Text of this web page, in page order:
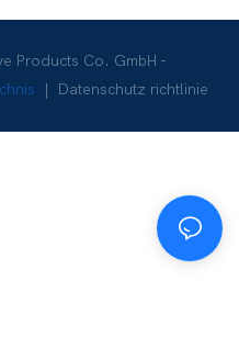
Products Co. GmbH -
| Datenschutz richtlinie